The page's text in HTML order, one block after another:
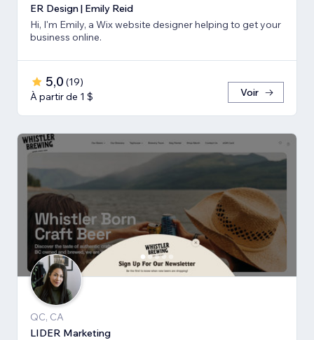
ER Design | Emily Reid
Hi, I'm Emily, a Wix website designer helping to get your
business online.
5,0 (19)
À partir de 1 $
Voir
QC, CA
LIDER Marketing